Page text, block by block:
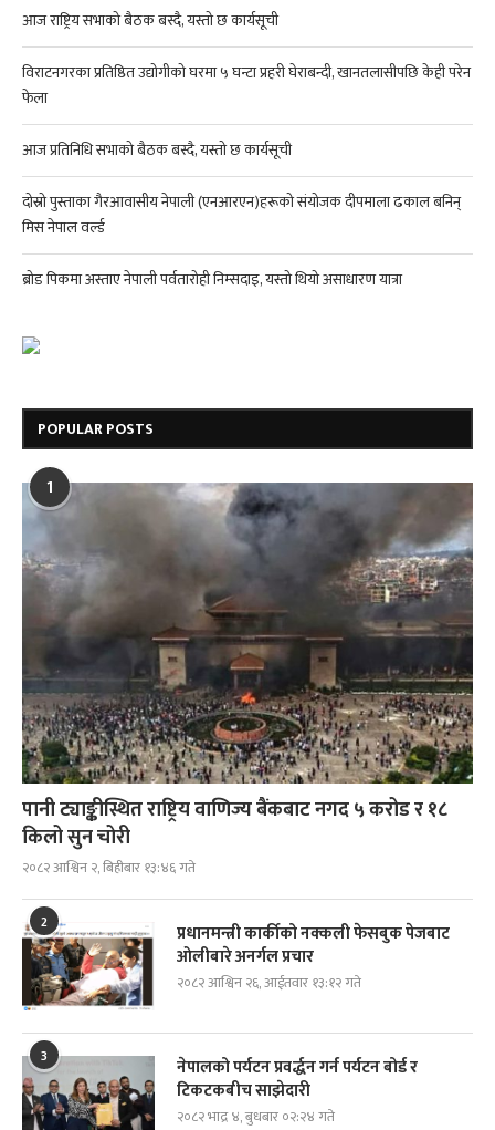
आज राष्ट्रिय सभाको बैठक बस्दै, यस्तो छ कार्यसूची
विराटनगरका प्रतिष्ठित उद्योगीको घरमा ५ घन्टा प्रहरी घेराबन्दी, खानतलासीपछि केही परेन
फेला
आज प्रतिनिधि सभाको बैठक बस्दै, यस्तो छ कार्यसूची
दोस्रो पुस्ताका गैरआवासीय नेपाली (एनआरएन)हरूको संयोजक दीपमाला ढकाल बनिन्
मिस नेपाल वर्ल्ड
ब्रोड पिकमा अस्ताए नेपाली पर्वतारोही निम्सदाइ, यस्तो थियो असाधारण यात्रा
POPULAR POSTS
1
पानी ट्याङ्कीस्थित राष्ट्रिय वाणिज्य बैंकबाट नगद ५ करोड र १८
किलो सुन चोरी
२०८२ आश्विन २, बिहीबार १३:४६ गते
2
प्रधानमन्त्री कार्कीको नक्कली फेसबुक पेजबाट
ओलीबारे अनर्गल प्रचार
२०८२ आश्विन २६, आईतवार १३:१२ गते
3
नेपालको पर्यटन प्रवर्द्धन गर्न पर्यटन बोर्ड र
टिकटकबीच साझेदारी
२०८२ भाद्र ४, बुधबार ०२:२४ गते